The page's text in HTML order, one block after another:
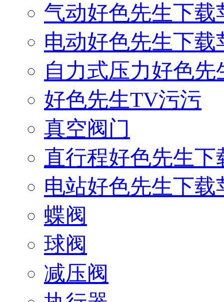
气动好色先生下
电动好色先生下
自力式压力好色
好色先生TV污污
真空阀门
直行程好色先生
电站好色先生下
蝶阀
球阀
减压阀